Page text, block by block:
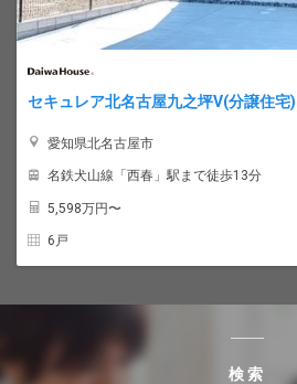
セキュレア北名古屋九之坪V(分譲住宅)
愛知県北名古屋市
名鉄犬山線「西春」駅まで徒歩13分
5,598万円〜
6戸
検索